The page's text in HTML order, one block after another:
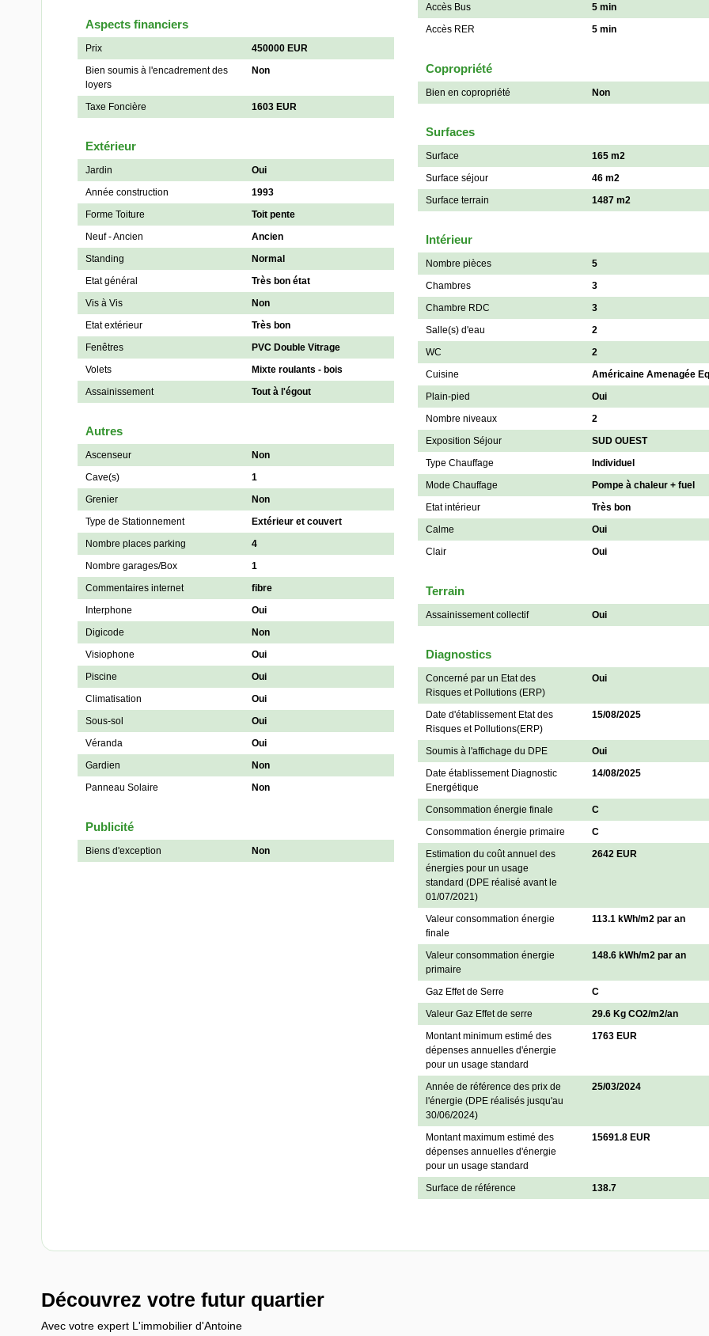
Accès Bus
5 min
Accès RER
5 min
Aspects financiers
Prix
450000 EUR
Bien soumis à l'encadrement des
loyers
Non
Taxe Foncière 1603 EUR
Copropriété
Bien en copropriété Non
Surfaces
Surface
165 m2
Surface séjour
46 m2
Surface terrain
1487 m2
Extérieur
Jardin
Oui
Année construction
1993
Forme Toiture
Toit pente
Neuf - Ancien
Ancien
Standing
Normal
Etat général
Très bon état
Vis à Vis
Non
Etat extérieur
Très bon
Fenêtres
PVC Double Vitrage
Volets
Mixte roulants - bois
Assainissement
Tout à l'égout
Intérieur
Nombre pièces
5
Chambres
3
Chambre RDC
3
Salle(s) d'eau
2
WC
2
Cuisine
Américaine Amenagée
Plain-pied
Oui
Nombre niveaux
2
Exposition Séjour
SUD OUEST
Type Chauffage
Individuel
Mode Chauffage
Pompe à chaleur + fuel
Etat intérieur
Très bon
Calme
Oui
Clair
Oui
Autres
Ascenseur
Non
Cave(s)
1
Grenier
Non
Type de Stationnement
Extérieur et couvert
Nombre places parking
4
Nombre garages/Box
1
Commentaires internet
fibre
Interphone
Oui
Digicode
Non
Visiophone
Oui
Piscine
Oui
Climatisation
Oui
Sous-sol
Oui
Véranda
Oui
Gardien
Non
Panneau Solaire
Non
Terrain
Assainissement collectif Oui
Diagnostics
Concerné par un Etat des
Risques et Pollutions (ERP)
Oui
Date d'établissement Etat des
Risques et Pollutions(ERP)
15/08/2025
Soumis à l'affichage du DPE
Oui
Date établissement Diagnostic
Energétique
14/08/2025
Consommation énergie finale
C
Consommation énergie primaire
C
Estimation du coût annuel des
énergies pour un usage
standard (DPE réalisé avant le
01/07/2021)
2642 EUR
Valeur consommation énergie
finale
113.1 kWh/m2 par an
Valeur consommation énergie
primaire
148.6 kWh/m2 par an
Gaz Effet de Serre
C
Valeur Gaz Effet de serre
29.6 Kg CO2/m2/an
Montant minimum estimé des
dépenses annuelles d'énergie
pour un usage standard
1763 EUR
Année de référence des prix de
l'énergie (DPE réalisés jusqu'au
30/06/2024)
25/03/2024
Montant maximum estimé des
dépenses annuelles d'énergie
pour un usage standard
15691.8 EUR
Surface de référence 138.7
Publicité
Biens d'exception Non
Découvrez votre futur quartier
Avec votre expert L'immobilier d'Antoine